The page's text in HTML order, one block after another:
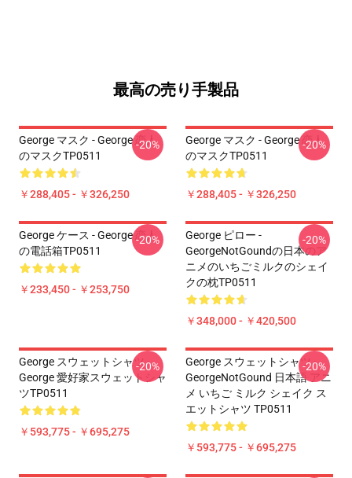
最高の売り手製品
George マスク - George 恋人
のマスクTP0511
￥288,405 - ￥326,250
-20%
George マスク - George 恋人
のマスクTP0511
￥288,405 - ￥326,250
-20%
George ケース - George 恋人
の電話箱TP0511
￥233,450 - ￥253,750
-20%
George ピロー -
GeorgeNotGoundの日本のア
ニメのいちごミルクのシェイ
クの枕TP0511
￥348,000 - ￥420,500
-20%
George スウェットシャツ -
George 愛好家スウェットシャ
ツTP0511
￥593,775 - ￥695,275
-20%
George スウェットシャツ -
GeorgeNotGound 日本語 アニ
メ いちご ミルク シェイク ス
エットシャツ TP0511
￥593,775 - ￥695,275
-20%